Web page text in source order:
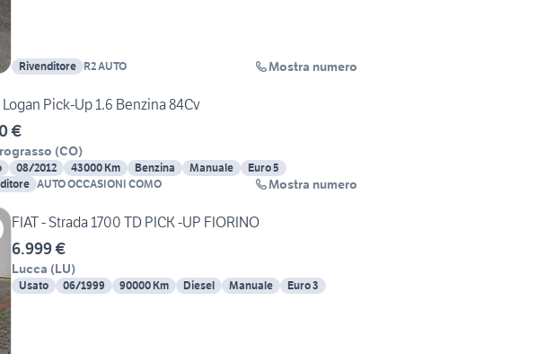
Rivenditore R2 AUTO Mostra numero
Logan Pick-Up 1.6 Benzina 84Cv
€
(CO)
08/2012 43000 Km Benzina Manuale
Euro 5
AUTO OCCASIONI COMO Mostra numero
FIAT - Strada 1700 TD PICK -UP FIORINO
6.999 €
Lucca (LU)
Usato 06/1999 90000 Km Diesel Manuale Euro 3